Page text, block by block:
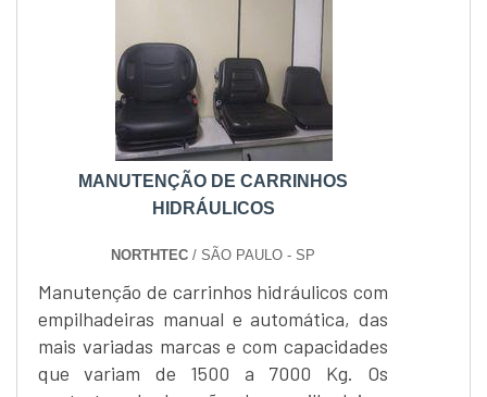
MANUTENÇÃO DE CARRINHOS
HIDRÁULICOS
NORTHTEC / SÃO PAULO - SP
Manutenção de carrinhos hidráulicos com
empilhadeiras manual e automática, das
mais variadas marcas e com capacidades
que variam de 1500 a 7000 Kg. Os